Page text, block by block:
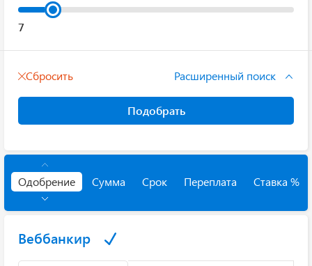
Сбросить Расширенный поиск
Подобрать
Одобрение Сумма Срок Переплата Ставка %
Веббанкир